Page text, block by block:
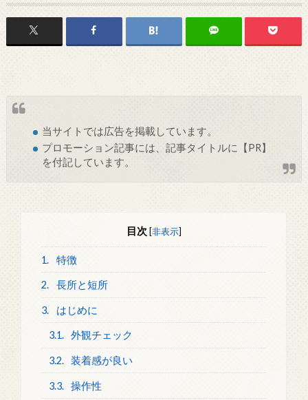
当サイトでは広告を掲載しています。
プロモーション記事には、記事タイトルに【PR】
を付記しています。
目次 [非表示]
1. 特徴
2. 長所と短所
3. はじめに
3.1. 外観チェック
3.2. 装着感が良い
3.3. 操作性